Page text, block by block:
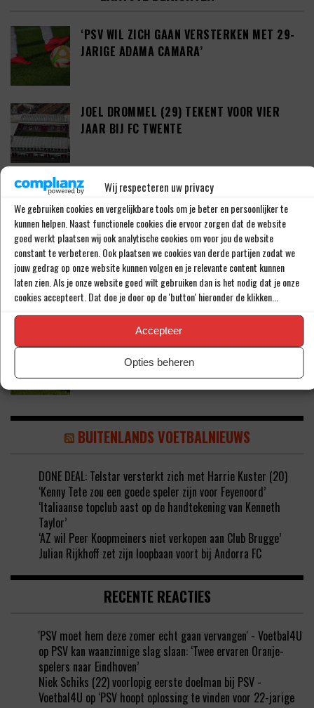
Wij respecteren uw privacy
We gebruiken cookies en vergelijkbare tools om je beter en persoonlijker te
kunnen helpen. Naast functionele cookies die ervoor zorgen dat de website
goed werkt plaatsen wij ook analytische cookies om voor jou de website
constant te verbeteren. Ook plaatsen we cookies van derde partijen zodat we
jouw gedrag op onze website kunnen volgen en je relevante content kunnen
laten zien. Als je onze website goed wilt gebruiken dan is het nodig dat je onze
cookies accepteert. Dat doe je door op de 'button' hieronder de klikken...
Accepteer
Opties beheren
‘PSV WIL ZICH GAAN VERSTERKEN MET 29-
JARIGE ADAMA CAMARA’
JOEL DROMMEL (29) TEKENT VOOR VIER
JAAR BIJ FC TWENTE
‘COUHAIB DRIOUECH ZOU EEN PRIMA
SPELER ZIJN VOOR FEYENOORD’
PETER BOSZ OVER ONTWIKKELINGEN BIJ
AJAX: ‘LIG BIBBEREND IN BED’
‘KODAI SANO DEZE ZOMER DAN TOCH VAN
NEC NAAR PSV’
BUITENLANDS VOETBALNIEUWS
DONE DEAL: Telstar versterkt zich met Harrie Kuster (20)
‘Kenny Tete zou een goede speler zijn voor Feyenoord’
‘Italiaanse topclub aast op de handtekening van Kenneth
Taylor’
‘AZ wil Peer Koopmeiners niet verkopen aan Club Brugge’
Julian Rijkhoff zet zijn loopbaan voort bij Andorra FC
RECENTE REACTIES
'PSV moet hem deze zomer echt gaan vervangen' - Voetbal4U
op PSV kan waanzinnige slag slaan: ‘Twee ervaren Oranje-
spelers naar Eindhoven’
Niek Schiks (22) voorlopig eerste doelman bij PSV -
Voetbal4U op ‘PSV hoopt oplossing te vinden voor 22-jarige